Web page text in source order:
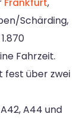
Frankfurt,
Schärding,
Fahrzeit.
fest über zwei
A44 und